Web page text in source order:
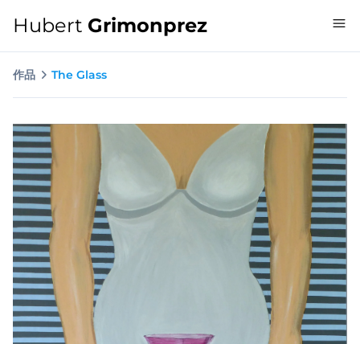
Hubert Grimonprez
作品 The Glass